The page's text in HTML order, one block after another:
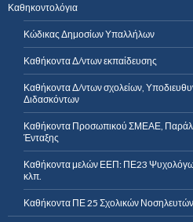
Καθηκοντολόγια
Κώδικας Δημοσίων Υπαλλήλων
Καθήκοντα Δ/ντων εκπαίδευσης
Καθήκοντα Δ/ντων σχολείων,
Διδασκόντων
Καθήκοντα Προσωπικού ΣΜΕΑΕ,
Ένταξης
Καθήκοντα μελών ΕΕΠ: ΠΕ23
κλπ.
Καθήκοντα ΠΕ 25 Σχολικών Νοσηλευτών